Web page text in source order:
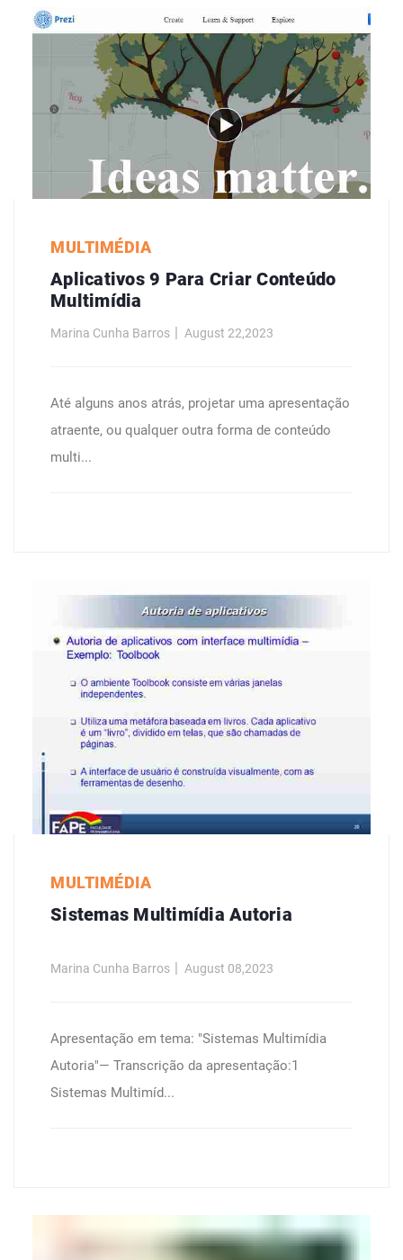
MULTIMÉDIA
Aplicativos 9 Para Criar Conteúdo
Multimídia
Marina Cunha Barros August 22,2023
Até alguns anos atrás, projetar uma apresentação
atraente, ou qualquer outra forma de conteúdo
multi...
MULTIMÉDIA
Sistemas Multimídia Autoria
Marina Cunha Barros August 08,2023
Apresentação em tema: "Sistemas Multimídia
Autoria"— Transcrição da apresentação:1
Sistemas Multimíd...